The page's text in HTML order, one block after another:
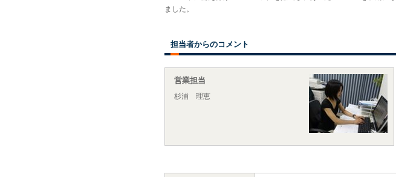
ました。
担当者からのコメント
営業担当
杉浦 理恵